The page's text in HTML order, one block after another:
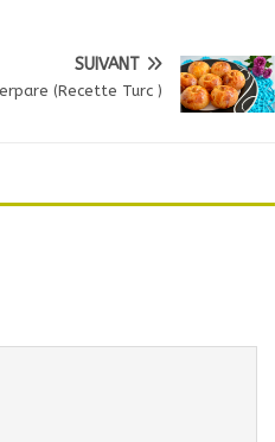
SUIVANT
(Recette Turc )